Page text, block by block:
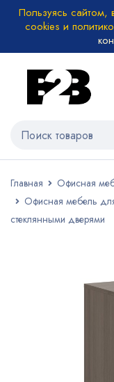
Пользуясь сайтом,
cookies и
Главная Офисная
Офисная мебель
стеклянными дверями